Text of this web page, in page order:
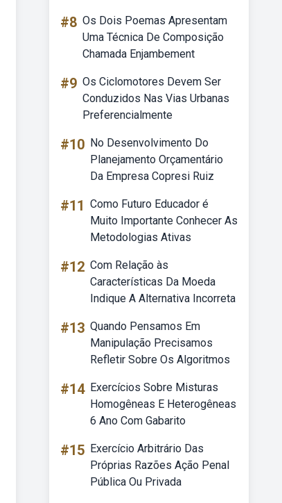
#8 Os Dois Poemas Apresentam
Uma Técnica De Composição
Chamada Enjambement
#9 Os Ciclomotores Devem Ser
Conduzidos Nas Vias Urbanas
Preferencialmente
#10 No Desenvolvimento Do
Planejamento Orçamentário
Da Empresa Copresi Ruiz
#11 Como Futuro Educador é
Muito Importante Conhecer As
Metodologias Ativas
#12 Com Relação às
Características Da Moeda
Indique A Alternativa Incorreta
#13 Quando Pensamos Em
Manipulação Precisamos
Refletir Sobre Os Algoritmos
#14 Exercícios Sobre Misturas
Homogêneas E Heterogêneas
6 Ano Com Gabarito
#15 Exercício Arbitrário Das
Próprias Razões Ação Penal
Pública Ou Privada